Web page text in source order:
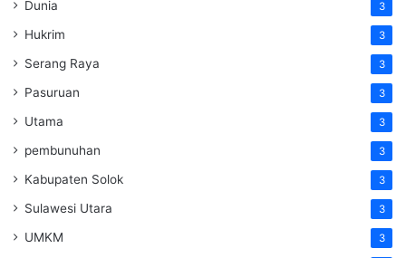
Dunia 3
Hukrim 3
Serang Raya 3
Pasuruan 3
Utama 3
pembunuhan 3
Kabupaten Solok 3
Sulawesi Utara 3
UMKM 3